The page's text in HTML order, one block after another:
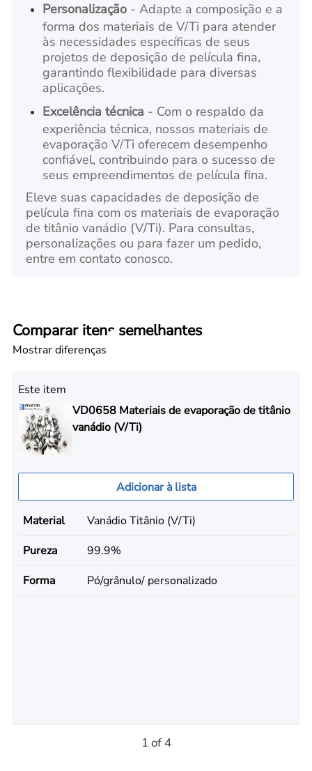
Personalização- Adapte a composição e a
forma dos materiais de V/Ti para atender
às necessidades específicas de seus
projetos de deposição de película fina,
garantindo flexibilidade para diversas
aplicações.
Excelência técnica - Com o respaldo da
experiência técnica, nossos materiais de
evaporação V/Ti oferecem desempenho
confiável, contribuindo para o sucesso de
seus empreendimentos de película fina.
Eleve suas capacidades de deposição de
película fina com os materiais de evaporação
de titânio vanádio (V/Ti). Para consultas,
personalizações ou para fazer um pedido,
entre em contato conosco.
Comparar itens semelhantes
Mostrar diferenças
Este item
VD0658 Materiais de evaporação de titânio
vanádio (V/Ti)
Adicionar à lista
Material
Vanádio Titânio (V/Ti)
Pureza
99.9%
Forma
Pó/grânulo/ personalizado
1 of 4